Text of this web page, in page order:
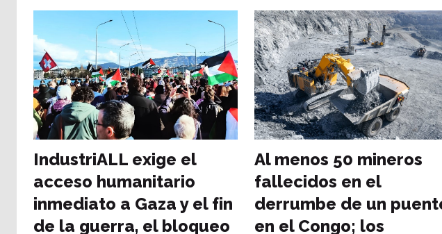
IndustriALL exige el
acceso humanitario
inmediato a Gaza y el fin
de la guerra, el bloqueo
Al menos 50 mineros
fallecidos en el
derrumbe de un
en el Congo; los